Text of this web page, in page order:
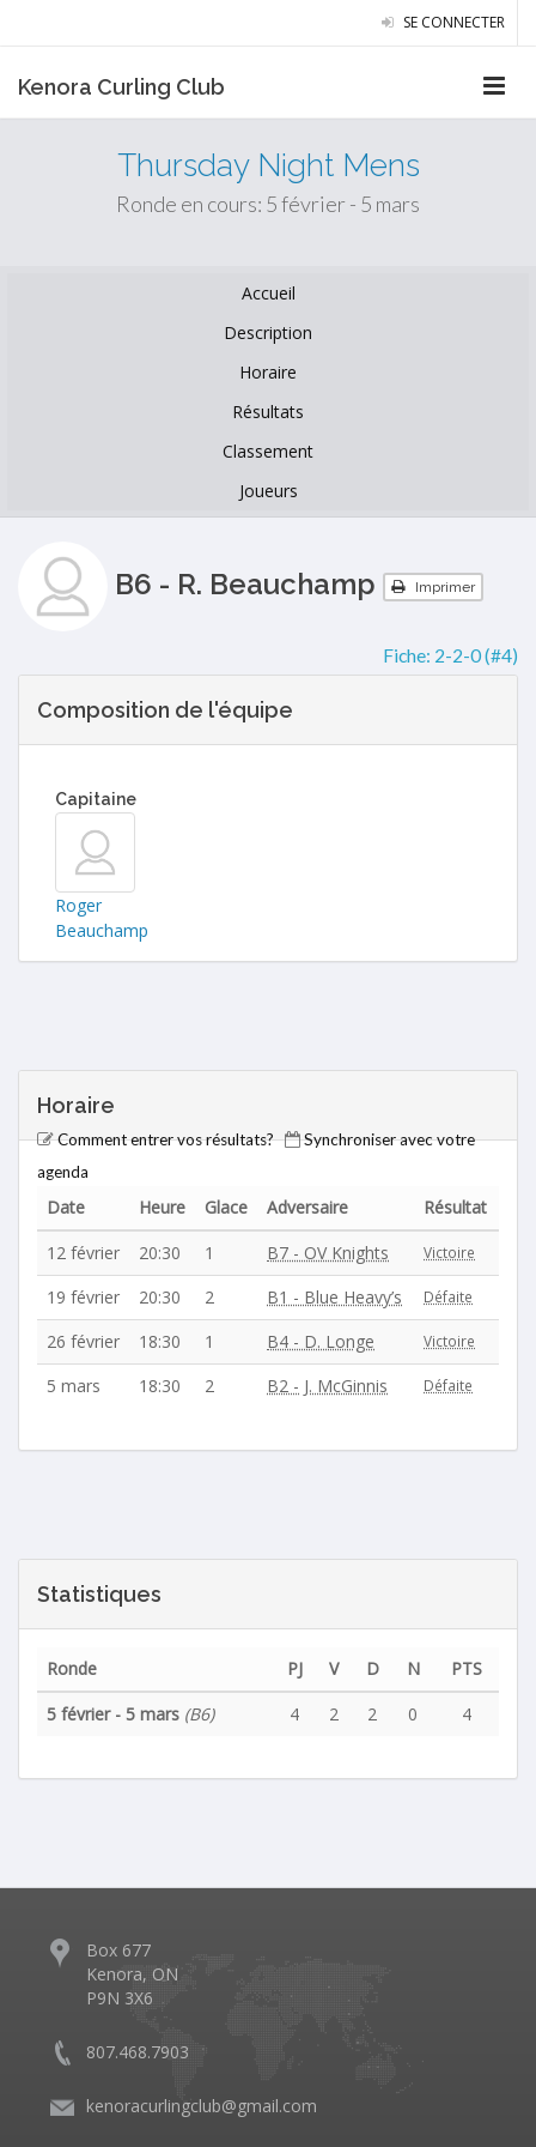
SE CONNECTER
Kenora Curling Club
Thursday Night Mens
Ronde en cours: 5 février - 5 mars
Accueil
Description
Horaire
Résultats
Classement
Joueurs
B6 - R. Beauchamp Imprimer
Fiche: 2-2-0 (#4)
Composition de l'équipe
Capitaine
Roger
Beauchamp
Horaire
Comment entrer vos résultats?
Synchroniser avec votre
agenda
Date Heure Glace Adversaire
Résultat
12 février
20:30 1 B7 - OV Knights Victoire
19 février 20:30 2 B1 - Blue Heavy’s Défaite
26 février 18:30 1 B4 - D. Longe Victoire
5 mars 18:30 2 B2 - J. McGinnis Défaite
Statistiques
Ronde PJ V D N
PTS
5 février - 5 mars (B6) 4 2 2 0 4
Box 677
Kenora, ON
P9N 3X6
807.468.7903
kenoracurlingclub@gmail.com